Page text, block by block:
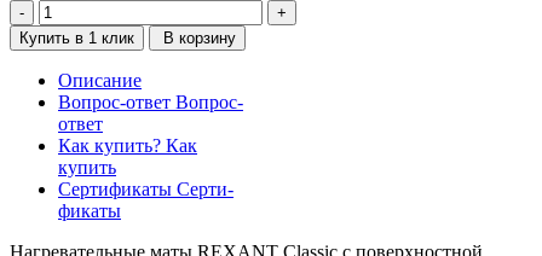
Купить в 1 клик В корзину
Описание
Вопрос-ответ Вопрос-
ответ
Как купить? Как
купить
Сертификаты Серти-
фикаты
Нагревательные маты REXANT Classic с поверхностной